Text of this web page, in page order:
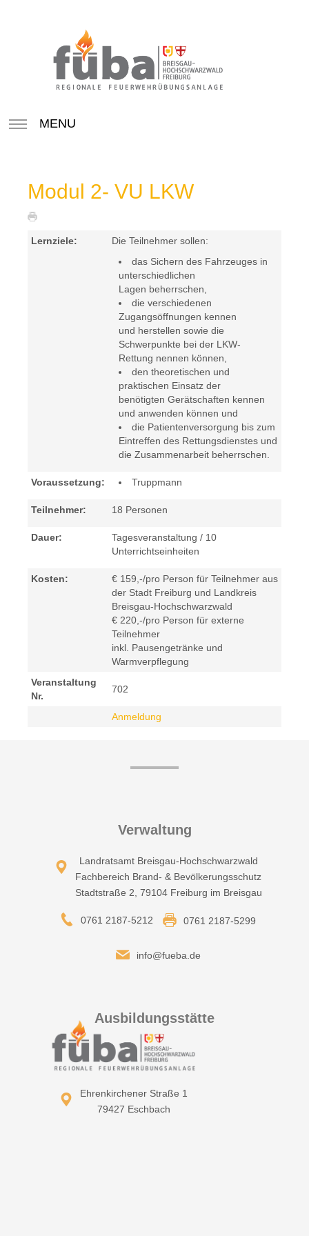
MENU
Modul 2- VU LKW
Lernziele:
Die Teilnehmer sollen:
das Sichern des Fahrzeuges in
unterschiedlichen
Lagen beherrschen,
die verschiedenen
Zugangsöffnungen kennen
und herstellen sowie die
Schwerpunkte bei der LKW-
Rettung nennen können,
den theoretischen und
praktischen Einsatz der
benötigten Gerätschaften kennen
und anwenden können und
die Patientenversorgung bis zum
Eintreffen des Rettungsdienstes und
die Zusammenarbeit beherrschen.
Voraussetzung: Truppmann
Teilnehmer: 18 Personen
Dauer:
Tagesveranstaltung / 10
Unterrichtseinheiten
Kosten:
€ 159,-/pro Person für Teilnehmer aus
der Stadt Freiburg und Landkreis
Breisgau-Hochschwarzwald
€ 220,-/pro Person für externe
Teilnehmer
inkl. Pausengetränke und
Warmverpflegung
Veranstaltung
Nr.
702
Anmeldung
Verwaltung
Landratsamt Breisgau-Hochschwarzwald
Fachbereich Brand- & Bevölkerungsschutz
Stadtstraße 2, 79104 Freiburg im Breisgau
0761 2187-5212 0761 2187-5299
info@fueba.de
Ausbildungsstätte
Ehrenkirchener Straße 1
79427 Eschbach